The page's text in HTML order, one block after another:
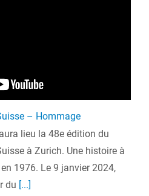
– Hommage
lieu la 48e édition du
à Zurich. Une histoire à
1976. Le 9 janvier 2024,
du [...]